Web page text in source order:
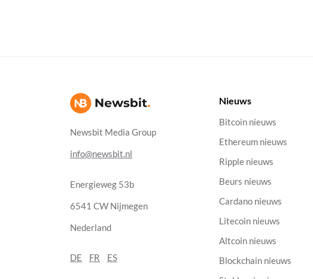
Newsbit Media Group
info@newsbit.nl
Energieweg 53b
6541 CW Nijmegen
Nederland
DE FR ES
Nieuws
Bitcoin nieuws
Ethereum nieuws
Ripple nieuws
Beurs nieuws
Cardano nieuws
Litecoin nieuws
Altcoin nieuws
Blockchain nieuws